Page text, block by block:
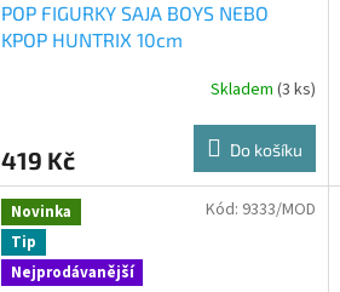
POP FIGURKY SAJA BOYS NEBO
KPOP HUNTRIX 10cm
Skladem (3 ks)
419 Kč Do košíku
Novinka
Tip
Nejprodávanější
Kód: 9333/MOD